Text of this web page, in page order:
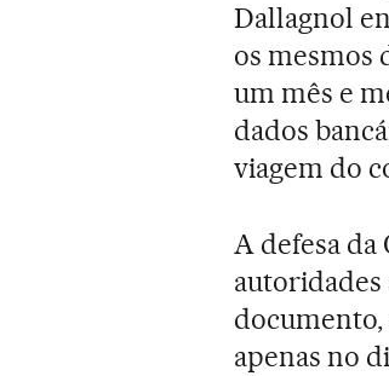
Dallagnol
os mesmos
um mês e
dados
viagem do
A defesa da
autoridades
apenas no